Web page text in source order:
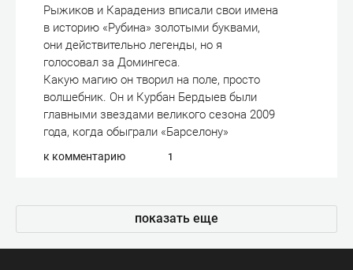
Рыжиков и Карадениз вписали свои имена
в историю «Рубина» золотыми буквами,
они действительно легенды, но я
голосовал за Домингеса.
Какую магию он творил на поле, просто
волшебник. Он и Курбан Бердыев были
главными звездами великого сезона 2009
года, когда обыграли «Барселону»
к комментарию 1
показать еще